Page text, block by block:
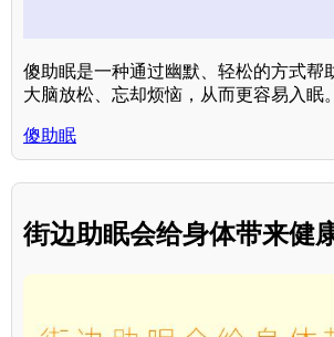
傻助眠是一种通过幽默、轻松的方式帮
大脑放松、忘却烦恼，从而更容易入眠。
傻助眠
街边助眠会给身体带来健